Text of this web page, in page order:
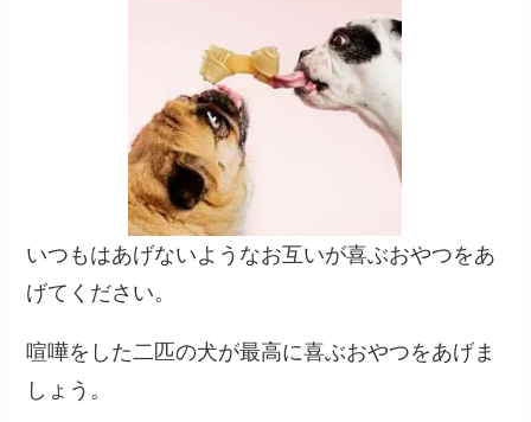
いつもはあげないようなお互いが喜ぶおやつをあ
げてください。
喧嘩をした二匹の犬が最高に喜ぶおやつをあげま
しょう。